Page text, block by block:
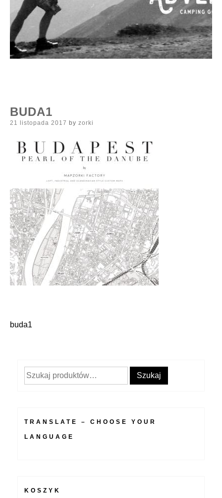
BUDA1
Posted
21 listopada 2017 by zorki
Nawigacja
buda1
Szukaj: Szukaj
TRANSLATE – CHOOSE YOUR
LANGUAGE
KOSZYK